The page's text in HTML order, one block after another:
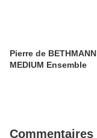
Pierre de BETHMANN Standards et
MEDIUM Ensemble
Commentaires